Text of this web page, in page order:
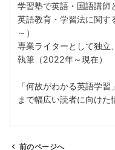
学習塾で英語・国語講師
英語教育・学習法に関
～）
専業ライターとして独立
執筆（2022年～現在）
「何故がわかる英語学
まで幅広い読者に向けた
前のページへ